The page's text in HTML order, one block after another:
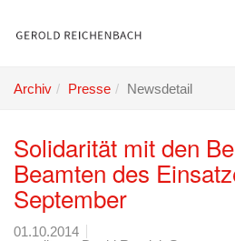
Archiv Presse Newsdetail
Solidarität mit den
Beamten des
September
01.10.2014